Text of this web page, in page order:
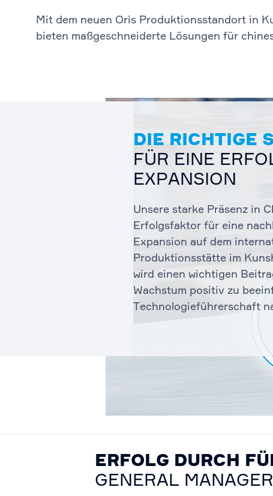
Mit dem neuen Oris Produktionsstandort in
bieten maßgeschneiderte Lösungen für
DIE RICHTIGE
FÜR EINE
EXPANSION
Unsere starke Präsenz in
Erfolgsfaktor für eine
Expansion auf dem
Produktionsstätte im
wird einen wichtigen
Wachstum positiv zu
Technologieführerschaft
ERFOLG DURCH
GENERAL